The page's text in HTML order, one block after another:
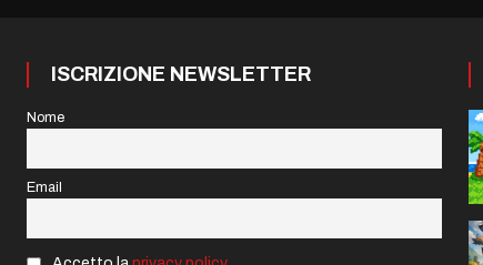
ISCRIZIONE NEWSLETTER
Nome
Email